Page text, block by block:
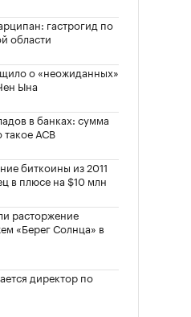
гастрогид по
области
о «неожиданных»
Ына
в банках: сумма
такое АСВ
биткоины из 2011
в плюсе на $10 млн
расторжение
«Берег Солнца» в
директор по